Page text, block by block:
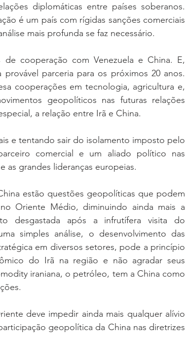
diplomáticas entre países soberanos.
é um país com rígidas sanções comerciais
mais profunda se faz necessário.
cooperação com Venezuela e China. E,
parceria para os próximos 20 anos.
cooperações em tecnologia, agricultura e,
geopolíticos nas futuras relações
a relação entre Irã e China.
e tentando sair do isolamento imposto pelo
comercial e um aliado político nas
as grandes lideranças europeias.
estão questões geopolíticas que podem
Oriente Médio, diminuindo ainda mais a
desgastada após a infrutífera visita do
simples análise, o desenvolvimento das
em diversos setores, pode a princípio
do Irã na região e não agradar seus
iraniana, o petróleo, tem a China como
deve impedir ainda mais qualquer alívio
geopolítica da China nas diretrizes